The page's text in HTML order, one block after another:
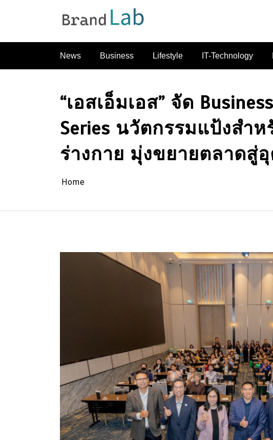
News Business Lifestyle IT-Technology
“เอสเอ็มเอส” จัด
Series นวัตกรรมแป้งสำ
ร่างกาย มุ่งขยายตลาดสู่
Home